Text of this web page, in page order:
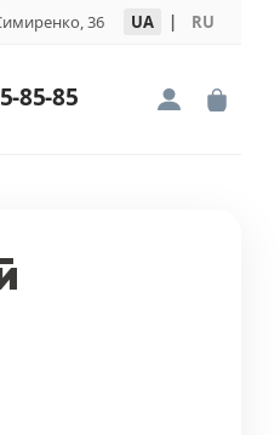
36 UA | RU
85-85